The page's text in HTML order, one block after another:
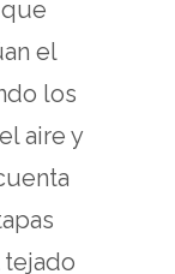
el
los
aire y
tejado